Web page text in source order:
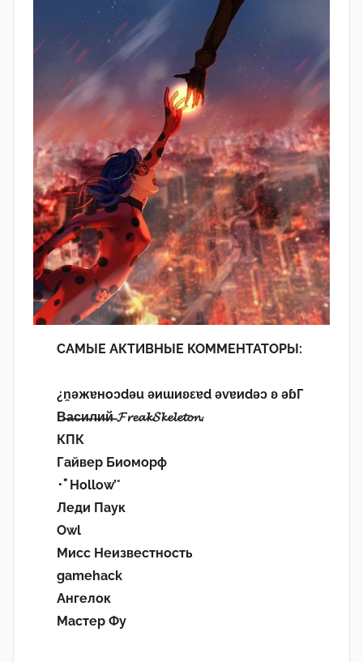
САМЫЕ АКТИВНЫЕ КОММЕНТАТОРЫ:
¿n̯ǝжɐноɔdǝu ǝиɯиʚεɐd ǝvɐиdǝɔ ʚ ǝɓГ
В̶а̶с̶и̶л̶и̶й̶ 𝓕𝓻𝓮𝓪𝓴𝓢𝓴𝓮𝓵𝓮𝓽𝓸𝓷.
КПК
Гайвер Биоморф
･ﾟHollow’°
Леди Паук
Owl
Мисс Неизвестность
gamehack
Ангелок
Мастер Фу